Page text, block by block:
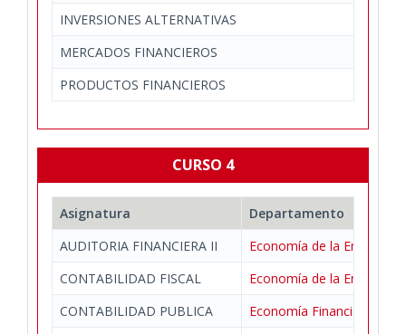
INVERSIONES ALTERNATIVAS
MERCADOS FINANCIEROS
PRODUCTOS FINANCIEROS
CURSO 4
Asignatura
Departamento
AUDITORIA FINANCIERA II
Economía de la Empresa
CONTABILIDAD FISCAL
Economía de la Empresa
CONTABILIDAD PUBLICA
Economía Financiera y